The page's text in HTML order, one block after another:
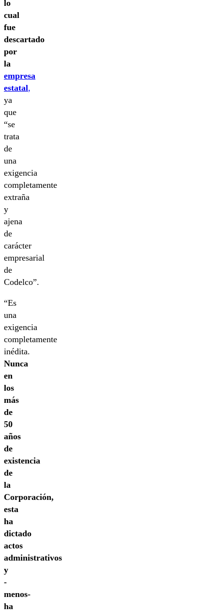
lo
cual
fue
descartado
por
la
empresa
estatal,
ya
que
“se
trata
de
una
exigencia
completamente
extraña
y
ajena
de
carácter
empresarial
de
Codelco”.
“Es
una
exigencia
completamente
inédita.
Nunca
en
los
más
de
50
años
de
existencia
de
la
Corporación,
esta
ha
dictado
actos
administrativos
y
-
menos-
ha